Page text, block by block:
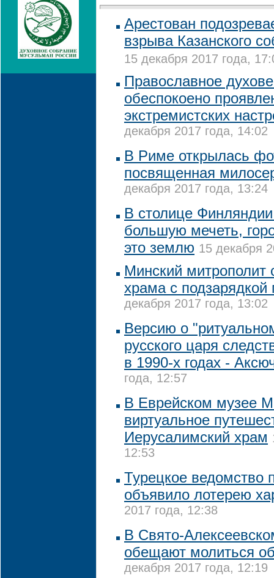
Арестован
взрыва Казанского
15 декабря 2017 года,
Православное
обеспокоено
экстремистских
декабря 2017 года, 14:02
В Риме открылась
посвященная
декабря 2017 года, 13:24
В столице
большую мечеть,
это землю 15 декабря
Минский митрополит
храма с
декабря 2017 года, 13:02
Версию о
русского царя
в 1990-х годах -
года, 12:57
В Еврейском музее
виртуальное
Иерусалимский храм
12:53
Турецкое ведомство
объявило лотерею
2017 года, 12:38
В Свято-
обещают молиться
декабря 2017 года, 12:19